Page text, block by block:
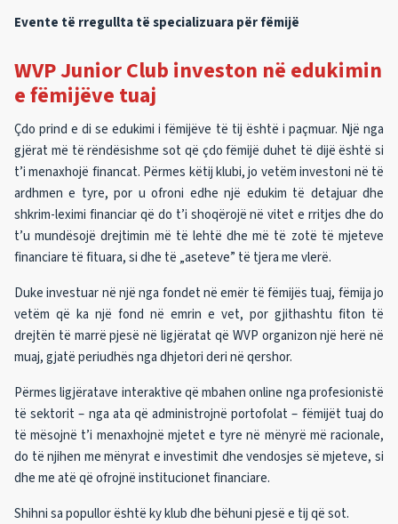
Evente të rregullta të specializuara për fëmijë
WVP Junior Club investon në edukimin
e fëmijëve tuaj
Çdo prind e di se edukimi i fëmijëve të tij është i paçmuar. Një nga
gjërat më të rëndësishme sot që çdo fëmijë duhet të dijë është si
t’i menaxhojë financat. Përmes këtij klubi, jo vetëm investoni në të
ardhmen e tyre, por u ofroni edhe një edukim të detajuar dhe
shkrim-leximi financiar që do t’i shoqërojë në vitet e rritjes dhe do
t’u mundësojë drejtimin më të lehtë dhe më të zotë të mjeteve
financiare të fituara, si dhe të „aseteve” të tjera me vlerë.
Duke investuar në një nga fondet në emër të fëmijës tuaj, fëmija jo
vetëm që ka një fond në emrin e vet, por gjithashtu fiton të
drejtën të marrë pjesë në ligjëratat që WVP organizon një herë në
muaj, gjatë periudhës nga dhjetori deri në qershor.
Përmes ligjëratave interaktive që mbahen online nga profesionistë
të sektorit – nga ata që administrojnë portofolat – fëmijët tuaj do
të mësojnë t’i menaxhojnë mjetet e tyre në mënyrë më racionale,
do të njihen me mënyrat e investimit dhe vendosjes së mjeteve, si
dhe me atë që ofrojnë institucionet financiare.
Shihni sa popullor është ky klub dhe bëhuni pjesë e tij që sot.